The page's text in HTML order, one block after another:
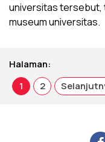
universitas tersebut,
museum universitas.
Halaman:
1
2